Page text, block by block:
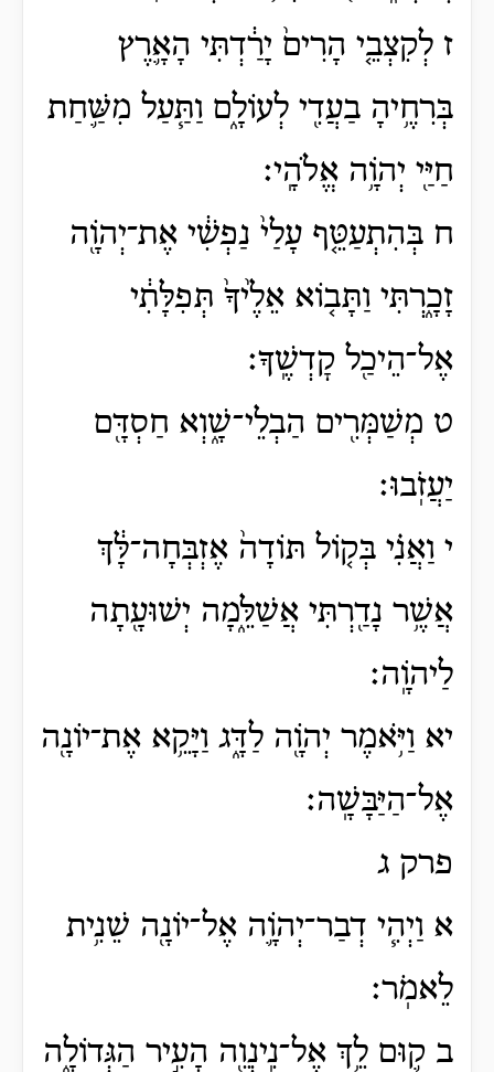
ז לְקִצְבֵ֤י הָרִים֙ יָרַ֔דְתִּי הָאָ֛רֶץ
בְּרִחֶ֥יהָ בַעֲדִ֖י לְעוֹלָ֑ם וַתַּ֧עַל מִשַּׁ֛חַת
חַיַּ֖י יְהֹוָ֥ה אֱלֹהָֽי׃
ח בְּהִתְעַטֵּ֤ף עָלַי֙ נַפְשִׁ֔י אֶת־יְהֹוָ֖ה
זָכָ֑רְתִּי וַתָּב֤וֹא אֵלֶ֙יךָ֙ תְּפִלָּתִ֔י
אֶל־הֵיכַ֖ל קׇדְשֶֽׁךָ׃
ט מְשַׁמְּרִ֖ים הַבְלֵי־שָׁ֑וְא חַסְדָּ֖ם
יַעֲזֹֽבוּ׃
י וַאֲנִ֗י בְּק֤וֹל תּוֹדָה֙ אֶזְבְּחָה־לָּ֔ךְ
אֲשֶׁ֥ר נָדַ֖רְתִּי אֲשַׁלֵּ֑מָה יְשׁוּעָ֖תָה
לַיהֹוָֽה׃
יא וַיֹּ֥אמֶר יְהֹוָ֖ה לַדָּ֑ג וַיָּקֵ֥א אֶת־יוֹנָ֖ה
אֶל־הַיַּבָּשָֽׁה׃
פרק ג
א וַיְהִ֧י דְבַר־יְהֹוָ֛ה אֶל־יוֹנָ֖ה שֵׁנִ֥ית
לֵאמֹֽר׃
ב ק֛וּם לֵ֥ךְ אֶל־נִֽינְוֵ֖ה הָעִ֣יר הַגְּדוֹלָ֑ה